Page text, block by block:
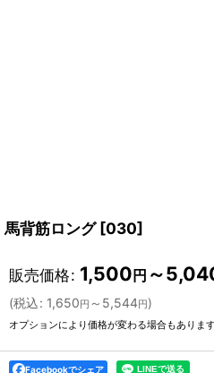
馬背筋ロング [030]
販売価格: 1,500 円 ～
(税込: 1,650円 ～5,544円)
オプションにより価格が変わる場合もあります
Facebookでシェア